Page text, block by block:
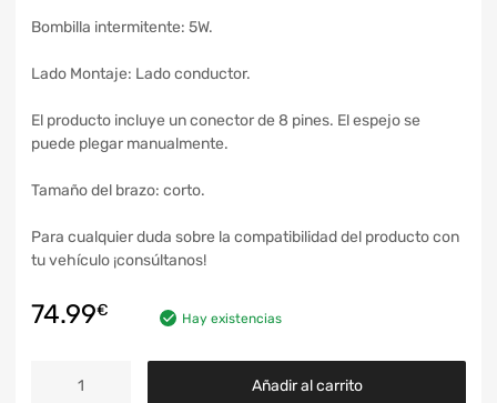
Bombilla intermitente: 5W.
Lado Montaje: Lado conductor.
El producto incluye un conector de 8 pines. El espejo se
puede plegar manualmente.
Tamaño del brazo: corto.
Para cualquier duda sobre la compatibilidad del producto con
tu vehículo ¡consúltanos!
74.99€ Hay existencias
Añadir al carrito